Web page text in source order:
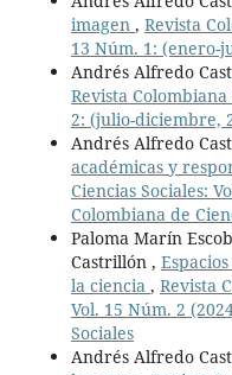
imagen , Revista
13 Núm. 1: (enero-
Andrés Alfredo
Revista
2: (julio-diciembre,
Andrés Alfredo
académicas y
Ciencias Sociales:
Colombiana de
Paloma Marín
Castrillón ,
la ciencia , Revista
Vol. 15 Núm. 2
Sociales
Andrés Alfredo